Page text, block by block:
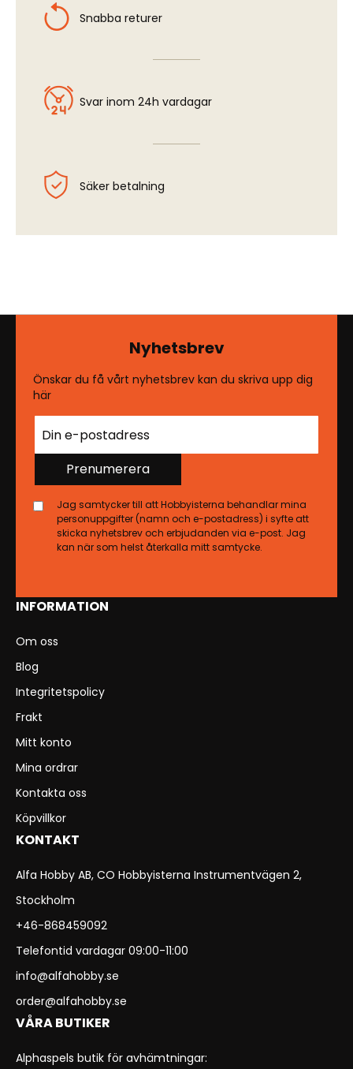
Snabba returer
Svar inom 24h vardagar
Säker betalning
INFORMATION
Om oss
Blog
Integritetspolicy
Frakt
Mitt konto
Mina ordrar
Kontakta oss
Köpvillkor
KONTAKT
Alfa Hobby AB, CO Hobbyisterna Instrumentvägen 2,
Stockholm
+46-868459092
Telefontid vardagar 09:00-11:00
info@alfahobby.se
order@alfahobby.se
VÅRA BUTIKER
Alphaspels butik för avhämtningar:
Nyhetsbrev
Önskar du få vårt nyhetsbrev kan du skriva upp dig
här
Prenumerera
Jag samtycker till att Hobbyisterna behandlar mina
personuppgifter (namn och e-postadress) i syfte att
skicka nyhetsbrev och erbjudanden via e-post. Jag
kan när som helst återkalla mitt samtycke.